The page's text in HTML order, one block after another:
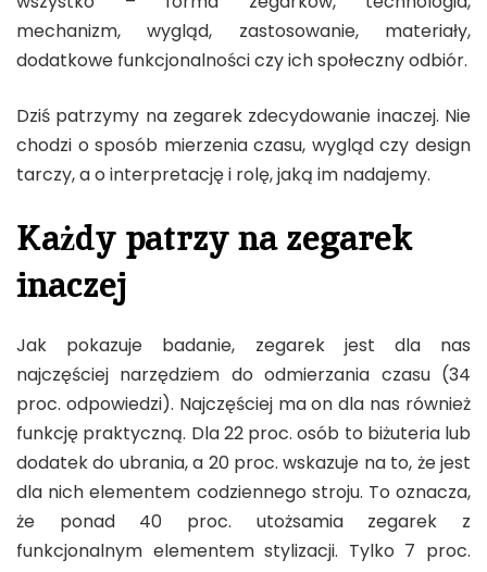
mechanizm, wygląd, zastosowanie, materiały,
dodatkowe funkcjonalności czy ich społeczny odbiór.
Dziś patrzymy na zegarek zdecydowanie inaczej. Nie
chodzi o sposób mierzenia czasu, wygląd czy design
tarczy, a o interpretację i rolę, jaką im nadajemy.
Każdy patrzy na zegarek
inaczej
Jak pokazuje badanie, zegarek jest dla nas
najczęściej narzędziem do odmierzania czasu (34
proc. odpowiedzi). Najczęściej ma on dla nas również
funkcję praktyczną. Dla 22 proc. osób to biżuteria lub
dodatek do ubrania, a 20 proc. wskazuje na to, że jest
dla nich elementem codziennego stroju. To oznacza,
że ponad 40 proc. utożsamia zegarek z
funkcjonalnym elementem stylizacji. Tylko 7 proc.